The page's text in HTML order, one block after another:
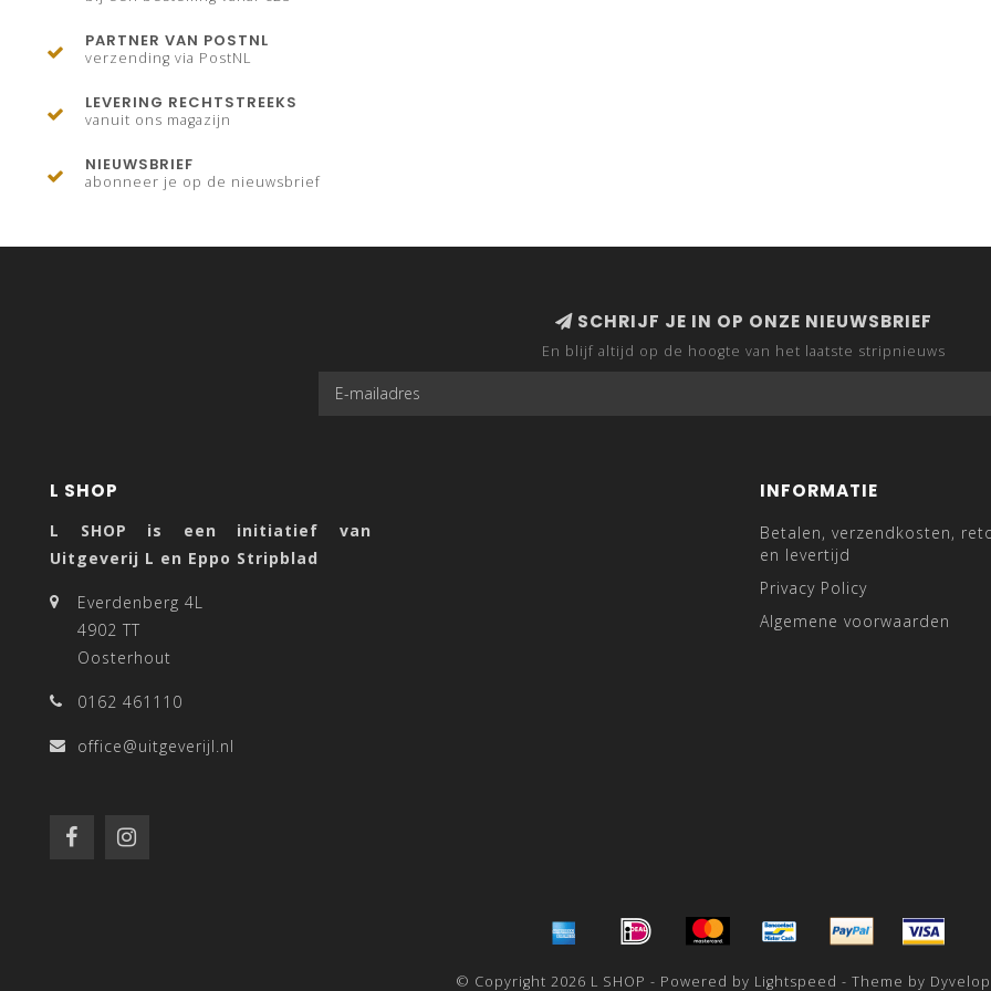
PARTNER VAN POSTNL
verzending via PostNL
LEVERING RECHTSTREEKS
vanuit ons magazijn
NIEUWSBRIEF
abonneer je op de nieuwsbrief
SCHRIJF JE IN OP ONZE NIEUWSBRIEF
En blijf altijd op de hoogte van het laatste stripnieuws
L SHOP
L SHOP is een initiatief van
Uitgeverij L en Eppo Stripblad
Everdenberg 4L
4902 TT
Oosterhout
0162 461110
office@uitgeverijl.nl
INFORMATIE
Betalen, verzendkosten,
en levertijd
Privacy Policy
Algemene voorwaarden
© Copyright 2026 L SHOP - Powered by Lightspeed - Theme by